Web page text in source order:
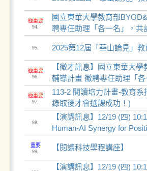
極重要
94.
國立東華大學教育部
聘專任助理「各一名」，共
95. 2025第12屆「華山論見」
極重要
96.
【徵才訊息】國立東華大
輔導計畫 徵聘專任助理「
極重要
97.
113-2 閱讀培力計畫-教育
錄取後才會選課成功！)
98.
【演講訊息】12/19 (四)
Human-AI Synergy for
重要
99.
【閱讀科技學程講座】
【演講訊息】12/19 (四)